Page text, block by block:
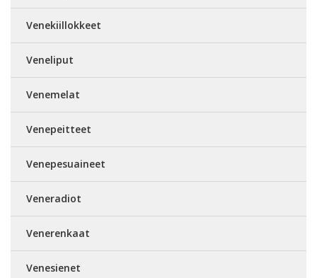
Venekiillokkeet
Veneliput
Venemelat
Venepeitteet
Venepesuaineet
Veneradiot
Venerenkaat
Venesienet